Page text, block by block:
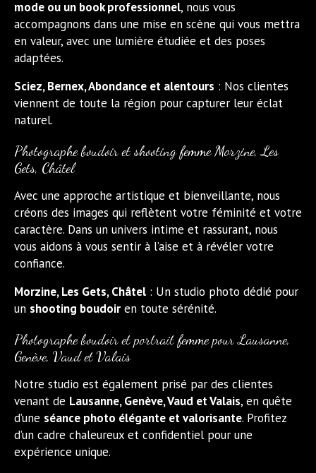
mode ou un book professionnel, nous vous
accompagnons dans une mise en scène qui vous mettra
en valeur, avec une lumière étudiée et des poses
adaptées.
Sciez, Bernex, Abondance et alentours : Nos clientes
viennent de toute la région pour capturer leur éclat
naturel.
Photographe boudoir et shooting femme Morzine, Les
Gets, Châtel
Avec une approche artistique et bienveillante, nous
créons des images qui reflètent votre féminité et votre
caractère. Dans un univers intime et rassurant, nous
vous aidons à vous sentir à l’aise et à révéler votre
confiance.
Morzine, Les Gets, Châtel : Un studio photo dédié pour
un shooting boudoir en toute sérénité.
Photographe boudoir et portrait femme pour Lausanne,
Genève, Vaud et Valais
Notre studio est également prisé par des clientes
venant de Lausanne, Genève, Vaud et Valais, en quête
d’une séance photo élégante et valorisante. Profitez
d’un cadre chaleureux et confidentiel pour une
expérience unique.